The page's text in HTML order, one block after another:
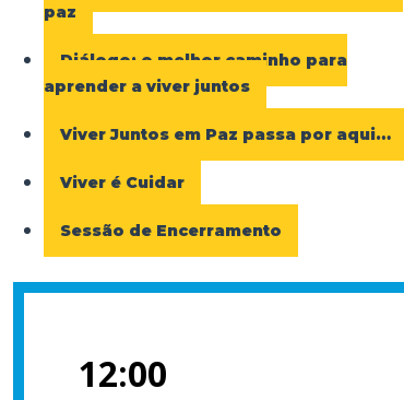
paz
Diálogo: o melhor caminho para
aprender a viver juntos
Viver Juntos em Paz passa por aqui…
Viver é Cuidar
Sessão de Encerramento
12:00